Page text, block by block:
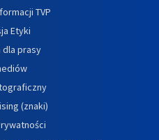
TVP
Etyki
dla prasy
(znaki)